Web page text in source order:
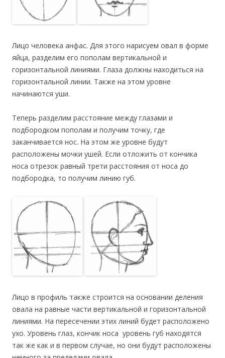
Лицо человека анфас. Для этого нарисуем овал в форме
яйца, разделим его пополам вертикальной и
горизонтальной линиями. Глаза должны находиться на
горизонтальной линии. Также на этом уровне
начинаются уши.
Теперь разделим расстояние между глазами и
подбородком пополам и получим точку, где
заканчивается нос. На этом же уровне будут
расположены мочки ушей. Если отложить от кончика
носа отрезок равный трети расстояния от носа до
подбородка, то получим линию губ.
Лицо в профиль также строится на основании деления
овала на равные части вертикальной и горизонтальной
линиями. На пересечении этих линий будет расположено
ухо. Уровень глаз, кончик носа уровень губ находятся
так же как и в первом случае, но они будут расположены